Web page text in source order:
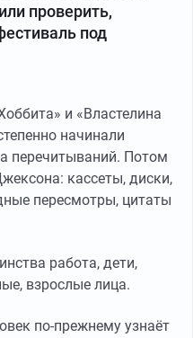
проверить,
под
и «Властелина
начинали
перечитываний. Потом
кассеты, диски,
пересмотры, цитаты
работа, дети,
взрослые лица.
по-прежнему узнаёт